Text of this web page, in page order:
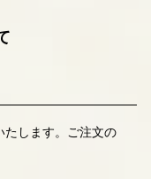
たします。ご注文の